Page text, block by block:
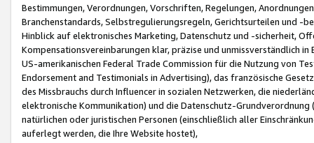
Bestimmungen, Verordnungen, Vorschriften, Regelungen,
Branchenstandards, Selbstregulierungsregeln, Gerichtsurteilen und -
Hinblick auf elektronisches Marketing, Datenschutz und -sicherheit,
Kompensationsvereinbarungen klar, präzise und unmissverständlich
US-amerikanischen Federal Trade Commission für die Nutzung von
Endorsement and Testimonials in Advertising), das französische
des Missbrauchs durch Influencer in sozialen Netzwerken, die
elektronische Kommunikation) und die Datenschutz-
natürlichen oder juristischen Personen (einschließlich aller
auferlegt werden, die Ihre Website hostet),